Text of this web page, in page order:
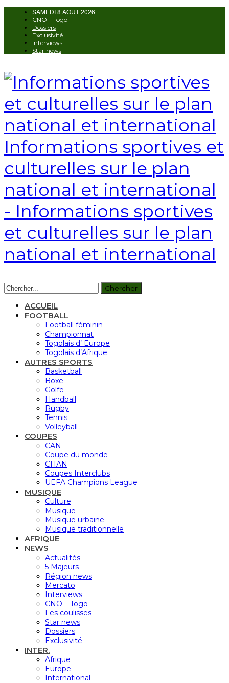
SAMEDI 8 AOÛT 2026
CNO – Togo
Dossiers
Exclusivité
Interviews
Star news
Informations sportives et
culturelles sur le plan
national et international
- Informations sportives
et culturelles sur le plan
national et international
ACCUEIL
FOOTBALL
Football féminin
Championnat
Togolais d’ Europe
Togolais d’Afrique
AUTRES SPORTS
Basketball
Boxe
Golfe
Handball
Rugby
Tennis
Volleyball
COUPES
CAN
Coupe du monde
CHAN
Coupes Interclubs
UEFA Champions League
MUSIQUE
Culture
Musique
Musique urbaine
Musique traditionnelle
AFRIQUE
NEWS
Actualités
5 Majeurs
Région news
Mercato
Interviews
CNO – Togo
Les coulisses
Star news
Dossiers
Exclusivité
INTER.
Afrique
Europe
International
AUTORISATION DE LA HAAC N°0134/